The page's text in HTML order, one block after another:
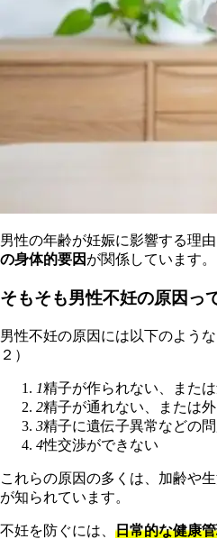
男性の年齢が妊娠に影響する理由
の身体的要因 が関係しています。
そもそも男性不妊の原因っ
男性不妊の原因には以下のよう
２）
1精子が作られない、また
2精子が通れない、または
3精子に遺伝子異常などの
4性交渉ができない
これらの原因の多くは、加齢や
が知られています。
不妊を防ぐには、 日常的な健康